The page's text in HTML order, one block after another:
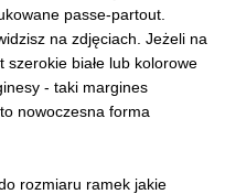
passe-partout.
na zdjęciach. Jeżeli na
białe lub kolorowe
- taki margines
nowoczesna forma
rozmiaru ramek jakie